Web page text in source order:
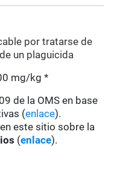
por tratarse de
un plaguicida
mg/kg *
de la OMS en base
(enlace).
este sitio sobre la
(enlace).